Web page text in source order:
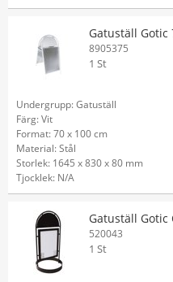
Gatuställ Gotic
8905375
1 St
Undergrupp: Gatuställ
Färg: Vit
Format: 70 x 100 cm
Material: Stål
Storlek: 1645 x 830 x 80 mm
Tjocklek: N/A
Gatuställ Gotic
520043
1 St